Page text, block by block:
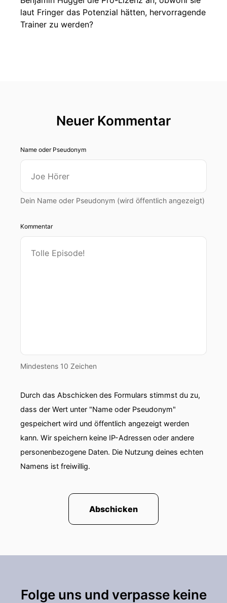
laut Fringer das Potenzial hätten, hervorragende
Trainer zu werden?
Neuer Kommentar
Name oder Pseudonym
Dein Name oder Pseudonym (wird öffentlich angezeigt)
Kommentar
Mindestens 10 Zeichen
Durch das Abschicken des Formulars stimmst du zu,
dass der Wert unter "Name oder Pseudonym"
gespeichert wird und öffentlich angezeigt werden
kann. Wir speichern keine IP-Adressen oder andere
personenbezogene Daten. Die Nutzung deines echten
Namens ist freiwillig.
Abschicken
Folge uns und verpasse keine